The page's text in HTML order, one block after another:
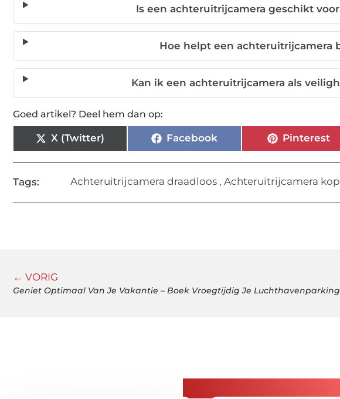
Is een achteruitrijcamera geschikt
Hoe helpt een achteruitrijcamera
Kan ik een achteruitrijcamera als
Goed artikel? Deel hem dan op:
X (Twitter) Facebook Pinterest
Tags: Achteruitrijcamera draadloos, Achteruitrijcamera
← VORIG
Geniet Optimaal Van Je Vakantie – Boek Vroegtijdig Je Luchthavenparking